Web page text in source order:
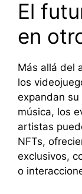
El
en
Más allá del
los
expandan su
música, los
artistas
NFTs,
exclusivos,
o